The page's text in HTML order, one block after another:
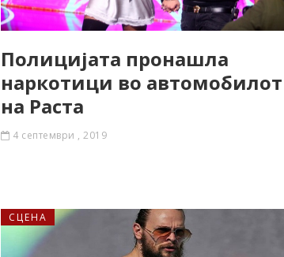
Полицијата пронашла
наркотици во автомобилот
на Раста
4 септември , 2019
СЦЕНА